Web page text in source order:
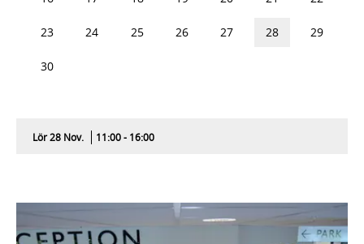
23 24 25 26 27 28 29
30
Lör 28 Nov. 11:00 - 16:00